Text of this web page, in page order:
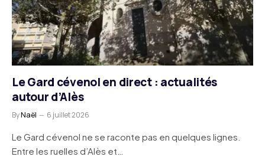
Le Gard cévenol en direct : actualités
autour d’Alès
ByNaël 6 juillet 2026
Le Gard cévenol ne se raconte pas en quelques lignes.
Entre les ruelles d’Alès et…